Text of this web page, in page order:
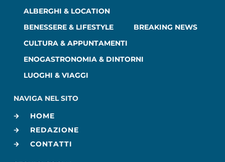
ALBERGHI & LOCATION
BENESSERE & LIFESTYLE
BREAKING NEWS
CULTURA & APPUNTAMENTI
ENOGASTRONOMIA & DINTORNI
LUOGHI & VIAGGI
NAVIGA NEL SITO
HOME
REDAZIONE
CONTATTI